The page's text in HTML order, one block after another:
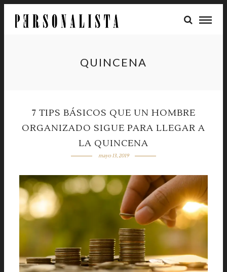
QUINCENA
7 TIPS BÁSICOS QUE UN HOMBRE
ORGANIZADO SIGUE PARA LLEGAR A
LA QUINCENA
mayo 13, 2019